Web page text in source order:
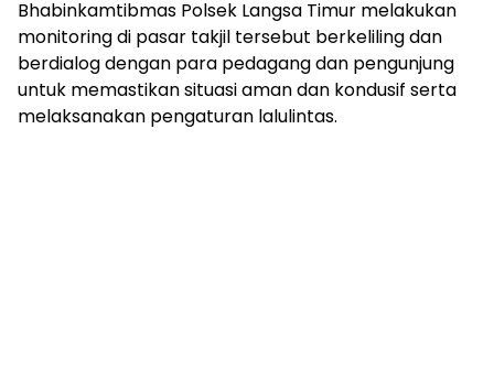
Bhabinkamtibmas Polsek Langsa Timur melakukan
monitoring di pasar takjil tersebut berkeliling dan
berdialog dengan para pedagang dan pengunjung
untuk memastikan situasi aman dan kondusif serta
melaksanakan pengaturan lalulintas.